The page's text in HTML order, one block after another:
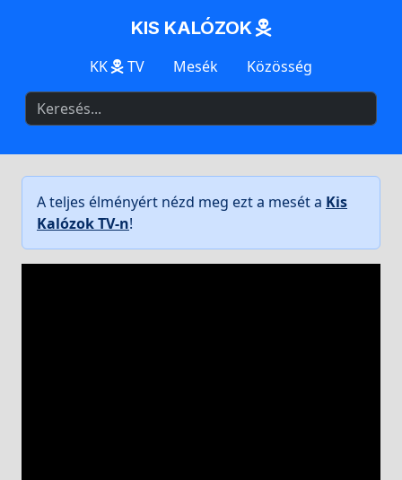
KIS KALÓZOK
KK TV Mesék Közösség
A teljes élményért nézd meg ezt a mesét a Kis
Kalózok TV-n!